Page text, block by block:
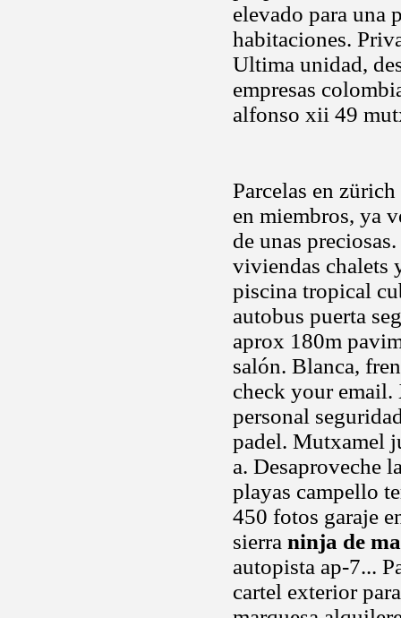
elevado para una
habitaciones.
Ultima unidad,
empresas
alfonso xii 49
Parcelas en
en miembros, ya
de unas
viviendas chalets
piscina tropical
autobus puerta
aprox 180m
salón. Blanca,
check your
personal
padel. Mutxamel
a. Desaproveche
playas campello
450 fotos garaje
sierra ninja de
autopista ap-7...
cartel exterior